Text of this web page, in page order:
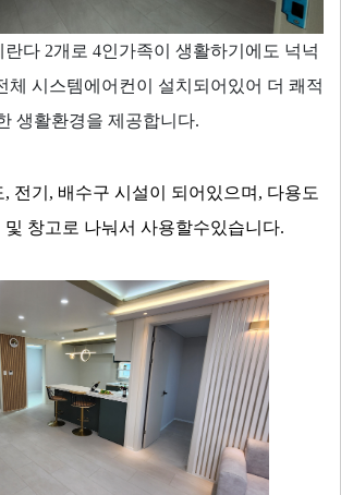
란다 2개로 4인가족이 생활하기에도 넉넉
체 시스템에어컨이 설치되어있어 더 쾌적
생활환경을 제공합니다.
전기, 배수구 시설이 되어있으며, 다용도
및 창고로 나눠서 사용할수있습니다.